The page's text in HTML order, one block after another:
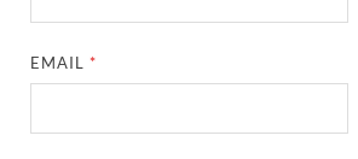
EMAIL*